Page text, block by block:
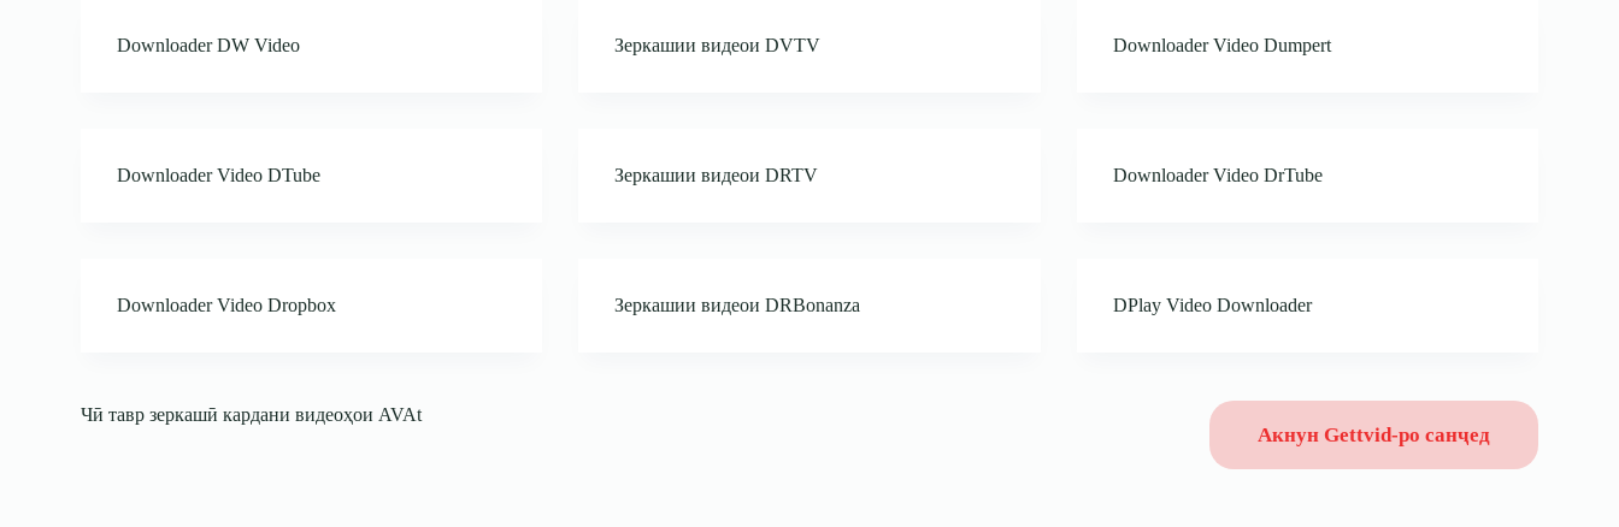
Downloader DW Video Зеркашии видеои DVTV Downloader Video Dumpert
Downloader Video DTube Зеркашии видеои DRTV Downloader Video DrTube
Downloader Video Dropbox Зеркашии видеои DRBonanza DPlay Video Downloader
Чӣ тавр зеркашӣ кардани видеоҳои AVAt
Акнун Gettvid-ро санҷед